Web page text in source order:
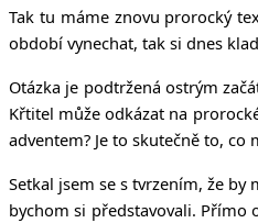
Tak tu máme znovu prorocký
období vynechat, tak si dnes
Otázka je podtržená ostrým
Křtitel může odkázat na
adventem? Je to skutečně to, co
Setkal jsem se s tvrzením, že
bychom si představovali. Přímo